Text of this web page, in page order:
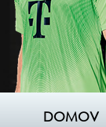
DOMOV